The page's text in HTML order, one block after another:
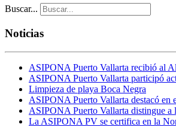
Buscar...
Noticias
ASIPONA Puerto Vallarta recibió al
ASIPONA Puerto Vallarta participó
Limpieza de playa Boca Negra
ASIPONA Puerto Vallarta destacó
ASIPONA Puerto Vallarta distingue a
La ASIPONA PV se certifica en la